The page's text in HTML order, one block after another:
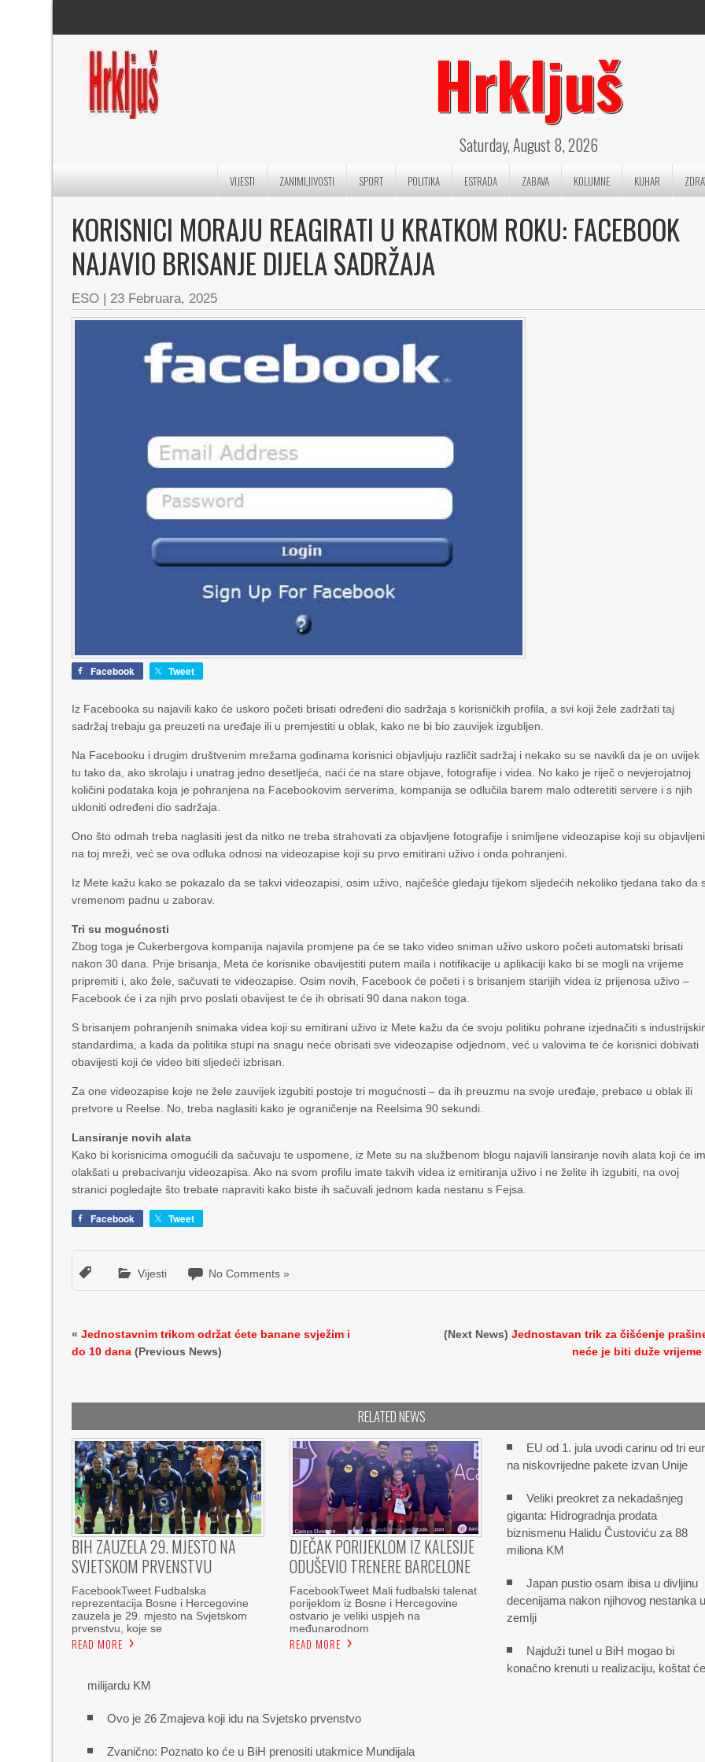
Hrkljuš
Saturday, August 8, 2026
VIJESTI ZANIMLJIVOSTI SPORT POLITIKA ESTRADA ZABAVA KOLUMNE KUHAR
KORISNICI MORAJU REAGIRATI U KRATKOM ROKU: FACEBOOK
NAJAVIO BRISANJE DIJELA SADRŽAJA
ESO | 23 Februara, 2025
Facebook Tweet
Iz Facebooka su najavili kako će uskoro početi brisati određeni dio sadržaja s korisničkih profila, a svi koji žele zadržati taj
sadržaj trebaju ga preuzeti na uređaje ili u premjestiti u oblak, kako ne bi bio zauvijek izgubljen.
Na Facebooku i drugim društvenim mrežama godinama korisnici objavljuju različit sadržaj i nekako su se navikli da je on uvijek
tu tako da, ako skrolaju i unatrag jedno desetljeća, naći će na stare objave, fotografije i videa. No kako je riječ o nevjerojatnoj
količini podataka koja je pohranjena na Facebookovim serverima, kompanija se odlučila barem malo odteretiti servere i s njih
ukloniti određeni dio sadržaja.
Ono što odmah treba naglasiti jest da nitko ne treba strahovati za objavljene fotografije i snimljene videozapise koji su objavljeni
na toj mreži, već se ova odluka odnosi na videozapise koji su prvo emitirani uživo i onda pohranjeni.
Iz Mete kažu kako se pokazalo da se takvi videozapisi, osim uživo, najčešće gledaju tijekom sljedećih nekoliko tjedana tako da
vremenom padnu u zaborav.
Tri su mogućnosti
Zbog toga je Cukerbergova kompanija najavila promjene pa će se tako video sniman uživo uskoro početi automatski brisati
nakon 30 dana. Prije brisanja, Meta će korisnike obavijestiti putem maila i notifikacije u aplikaciji kako bi se mogli na vrijeme
pripremiti i, ako žele, sačuvati te videozapise. Osim novih, Facebook će početi i s brisanjem starijih videa iz prijenosa uživo –
Facebook će i za njih prvo poslati obavijest te će ih obrisati 90 dana nakon toga.
S brisanjem pohranjenih snimaka videa koji su emitirani uživo iz Mete kažu da će svoju politiku pohrane izjednačiti s
standardima, a kada da politika stupi na snagu neće obrisati sve videozapise odjednom, već u valovima te će korisnici dobivati
obavijesti koji će video biti sljedeći izbrisan.
Za one videozapise koje ne žele zauvijek izgubiti postoje tri mogućnosti – da ih preuzmu na svoje uređaje, prebace u oblak ili
pretvore u Reelse. No, treba naglasiti kako je ograničenje na Reelsima 90 sekundi.
Lansiranje novih alata
Kako bi korisnicima omogućili da sačuvaju te uspomene, iz Mete su na službenom blogu najavili lansiranje novih alata koji će im
olakšati u prebacivanju videozapisa. Ako na svom profilu imate takvih videa iz emitiranja uživo i ne želite ih izgubiti, na ovoj
stranici pogledajte što trebate napraviti kako biste ih sačuvali jednom kada nestanu s Fejsa.
Facebook Tweet
Vijesti No Comments »
«Jednostavnim trikom održat ćete banane svježim i
do 10 dana (Previous News)
(Next News)Jednostavan trik za čišćenje
neće je biti duže vrijeme
RELATED NEWS
BIH ZAUZELA 29. MJESTO NA
SVJETSKOM PRVENSTVU
FacebookTweet Fudbalska
reprezentacija Bosne i Hercegovine
zauzela je 29. mjesto na Svjetskom
prvenstvu, koje se
READ MORE
DJEČAK PORIJEKLOM IZ KALESIJE
ODUŠEVIO TRENERE BARCELONE
FacebookTweet Mali fudbalski talenat
porijeklom iz Bosne i Hercegovine
ostvario je veliki uspjeh na
međunarodnom
READ MORE
EU od 1. jula uvodi carinu od tri
na niskovrijedne pakete izvan Unije
Veliki preokret za nekadašnjeg
giganta: Hidrogradnja prodata
biznismenu Halidu Čustoviću za 88
miliona KM
Japan pustio osam ibisa u divljinu
decenijama nakon njihovog nestanka u
zemlji
Najduži tunel u BiH mogao bi
konačno krenuti u realizaciju, koštat će
milijardu KM
Ovo je 26 Zmajeva koji idu na Svjetsko prvenstvo
Zvanično: Poznato ko će u BiH prenositi utakmice Mundijala